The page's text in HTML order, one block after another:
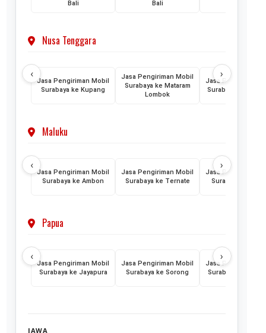
Bali
Bali
Nusa Tenggara
‹
Jasa Pengiriman Mobil
Surabaya ke Kupang
Jasa Pengiriman Mobil
Surabaya ke Mataram
Lombok
Jasa Pengiriman
Surabaya ke
›
Maluku
‹
Jasa Pengiriman Mobil
Surabaya ke Ambon
Jasa Pengiriman Mobil
Surabaya ke Ternate
Jasa Pengiriman
Surabaya ke
›
Papua
‹
Jasa Pengiriman Mobil
Surabaya ke Jayapura
Jasa Pengiriman Mobil
Surabaya ke Sorong
Jasa Pengiriman
Surabaya ke
›
JAWA